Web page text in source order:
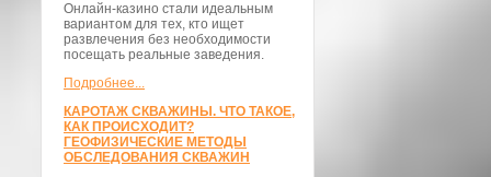
Онлайн-казино стали идеальным
вариантом для тех, кто ищет
развлечения без необходимости
посещать реальные заведения.
Подробнее...
КАРОТАЖ СКВАЖИНЫ. ЧТО ТАКОЕ,
КАК ПРОИСХОДИТ?
ГЕОФИЗИЧЕСКИЕ МЕТОДЫ
ОБСЛЕДОВАНИЯ СКВАЖИН